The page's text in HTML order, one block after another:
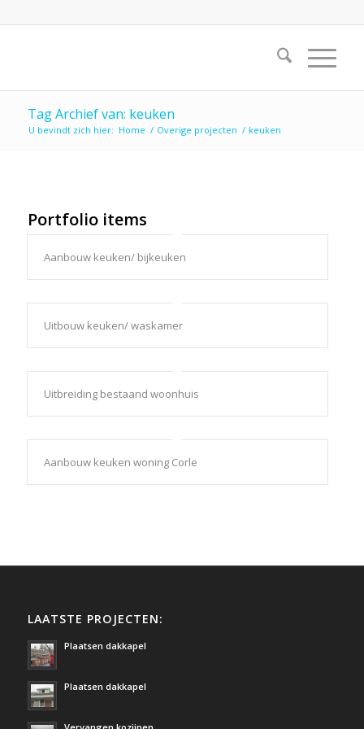
Tag Archief van: keuken
U bevindt zich hier: Home / Overige projecten / keuken
Portfolio items
Aanbouw keuken/ bijkeuken
Uitbouw keuken/ waskamer
Uitbreiding bestaand woonhuis
Aanbouw keuken woning Corle
LAATSTE PROJECTEN:
Plaatsen dakkapel
Plaatsen dakkapel